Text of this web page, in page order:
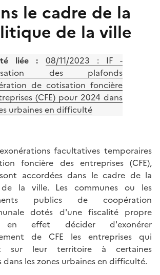
le cadre de la
de la ville
liée : 08/11/2023 : IF -
des plafonds
de cotisation foncière
(CFE) pour 2024 dans
urbaines en difficulté
facultatives temporaires
foncière des entreprises (CFE),
accordées dans le cadre de la
la ville. Les communes ou les
publics de coopération
dotés d'une fiscalité propre
en effet décider d'exonérer
de CFE les entreprises qui
sur leur territoire à certaines
les zones urbaines en difficulté.